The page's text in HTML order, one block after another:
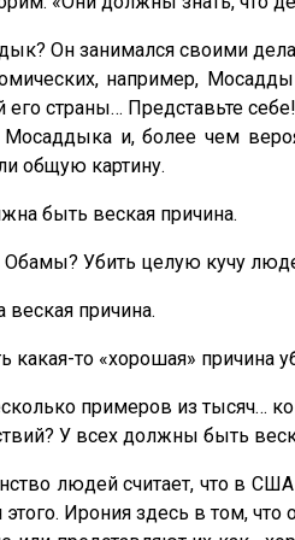
Он занимался своими
например,
страны… Представьте
и, более чем
общую картину.
быть веская причина.
Убить целую кучу
причина.
какая-то «хорошая»
примеров из тысяч…
У всех должны быть
людей считает, что в
Ирония здесь в том,